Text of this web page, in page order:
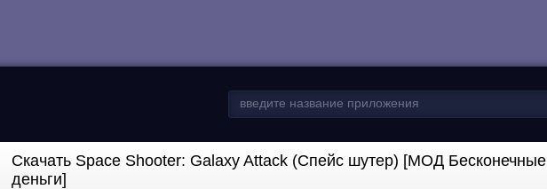
Скачать Space Shooter: Galaxy Attack (Спейс шутер) [МОД Бесконечные
деньги]